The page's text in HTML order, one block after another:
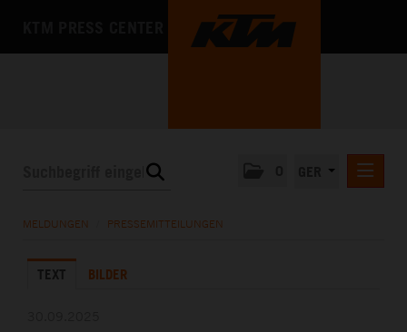
MEDIA
MELDUNGEN PRESSEMITTEILUNGEN
TEXT BILDER